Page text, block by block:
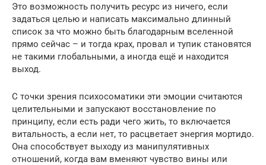
Это возможность получить ресурс из ничего, если
задаться целью и написать максимально длинный
список за что можно быть благодарным вселенной
прямо сейчас – и тогда крах, провал и тупик становятся
не такими глобальными, а иногда ещё и находится
выход.
С точки зрения психосоматики эти эмоции считаются
целительными и запускают восстановление по
принципу, если есть ради чего жить, то включается
витальность, а если нет, то расцветает энергия мортидо.
Она способствует выходу из манипулятивных
отношений, когда вам вменяют чувство вины или